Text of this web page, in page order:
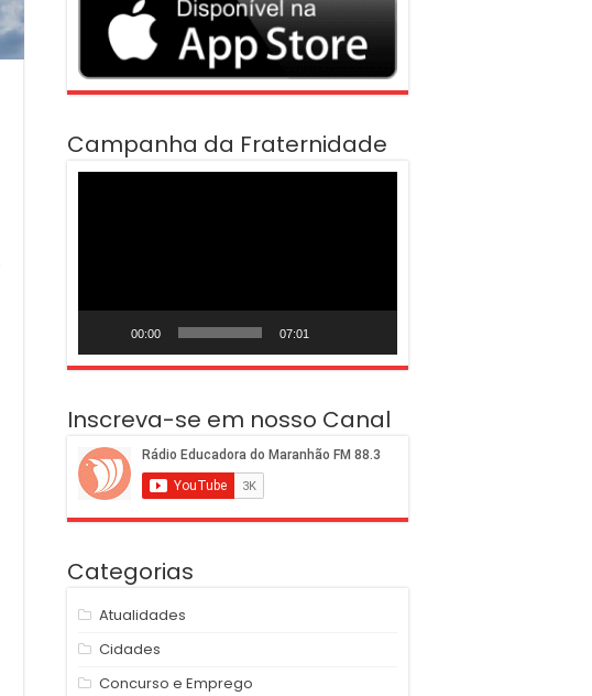
Campanha da Fraternidade
00:00 07:01
Inscreva-se em nosso Canal
Categorias
Atualidades
Cidades
Concurso e Emprego